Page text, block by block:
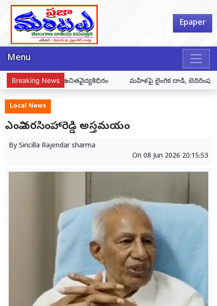
Epaper
Menu
Breaking Newsమహిళపై లైంగిక దాడి, బెదిరింపులు.. నలుగురు నిందితుల అరెస్ట్
Local News
ఎంవి నరసింహారెడ్డి అస్తమయం
By Siricilla Rajendar sharma
On 08 Jun 2026 20:15:53